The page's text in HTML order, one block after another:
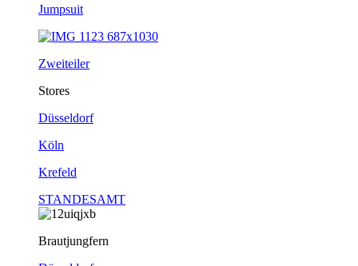
Jumpsuit
Zweiteiler
Stores
Düsseldorf
Köln
Krefeld
STANDESAMT
Brautjungfern